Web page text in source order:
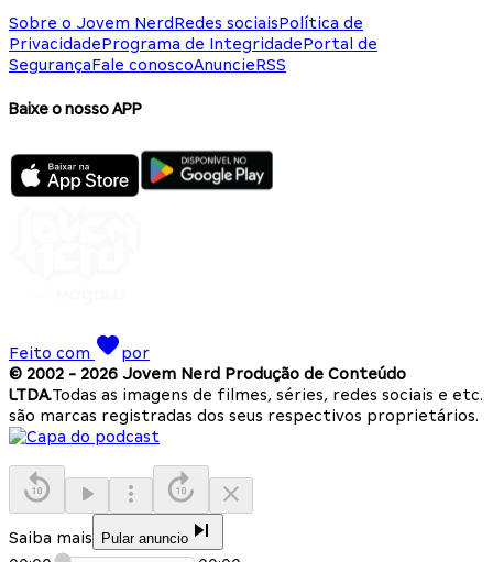
Sobre o Jovem NerdRedes sociaisPolítica de
PrivacidadePrograma de IntegridadePortal de
SegurançaFale conoscoAnuncieRSS
Baixe o nosso APP
Feito com
por
© 2002 - 2026 Jovem Nerd Produção de Conteúdo
LTDA.Todas as imagens de filmes, séries, redes sociais e etc.
são marcas registradas dos seus respectivos proprietários.
Saiba mais Pular anuncio